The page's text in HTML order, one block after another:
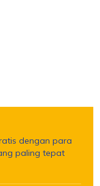
dengan para
paling tepat